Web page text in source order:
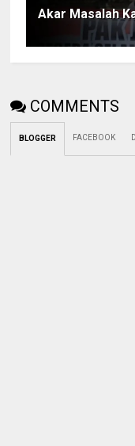
Akar Masalah
COMMENTS
BLOGGER FACEBOOK